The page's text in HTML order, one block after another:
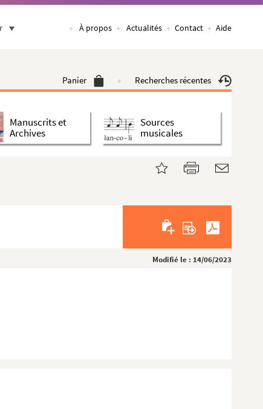
À propos Actualités Contact Aide
Panier Recherches récentes
Manuscrits et
Archives
Sources
musicales
Modifié le : 14/06/2023